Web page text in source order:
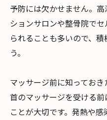
予防には欠かせません。
ションサロンや整骨院で
られることも多いので、
う。
マッサージ前に知ってお
首のマッサージを受ける
ことが大切です。発熱や